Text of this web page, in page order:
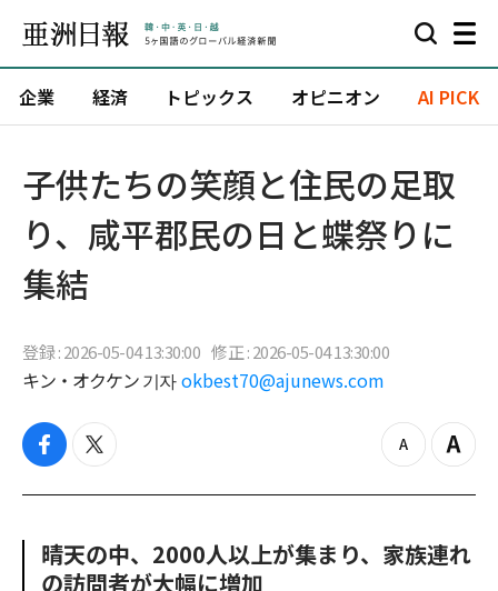
企業 経済 トピックス オピニオン AI PICK
子供たちの笑顔と住民の足取
り、咸平郡民の日と蝶祭りに
集結
登録 : 2026-05-04 13:30:00 修正 : 2026-05-04 13:30:00
キン・オクケン 기자 okbest70@ajunews.com
f
c
o
o
t
i
e
r
z
o
u
Z
o
n
晴天の中、2000人以上が集まり、家族連れ
の訪問者が大幅に増加